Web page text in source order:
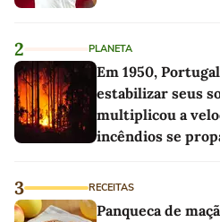
2 PLANETA
Em 1950,
estabilizar seus
multiplicou a
incêndios se
3 RECEITAS
Panqueca de